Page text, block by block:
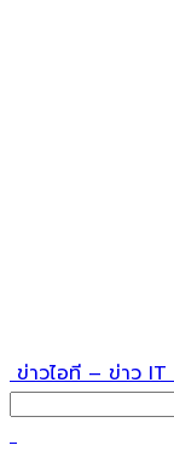
ข่าวไอที – ข่าว